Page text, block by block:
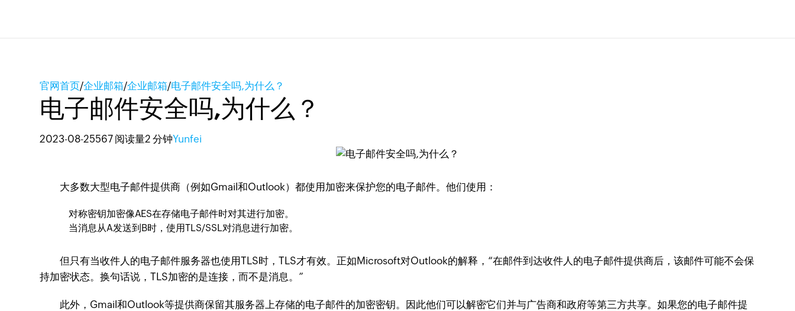
官网首页/企业邮箱/企业邮箱/电子邮件安全吗,为什么？
电子邮件安全吗,为什么？
2023-08-25567 阅读量2 分钟Yunfei
大多数大型电子邮件提供商（例如Gmail和Outlook）都使用加密来保护您的电子邮件。他们使用：
对称密钥加密像AES在存储电子邮件时对其进行加密。
当消息从A发送到B时，使用TLS/SSL对消息进行加密。
但只有当收件人的电子邮件服务器也使用TLS时，TLS才有效。正如Microsoft对Outlook的解释，“在邮件到达收件人的电子邮件提供商后，该邮件可能不会保
持加密状态。换句话说，TLS加密的是连接，而不是消息。”
此外，Gmail和Outlook等提供商保留其服务器上存储的电子邮件的加密密钥。因此他们可以解密它们并与广告商和政府等第三方共享。如果您的电子邮件提